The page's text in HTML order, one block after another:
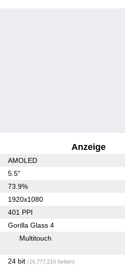
Anzeige
AMOLED
5.5"
73.9%
1920x1080
401 PPI
Gorilla Glass 4
Multitouch
24 bit (16,777,216 farben)